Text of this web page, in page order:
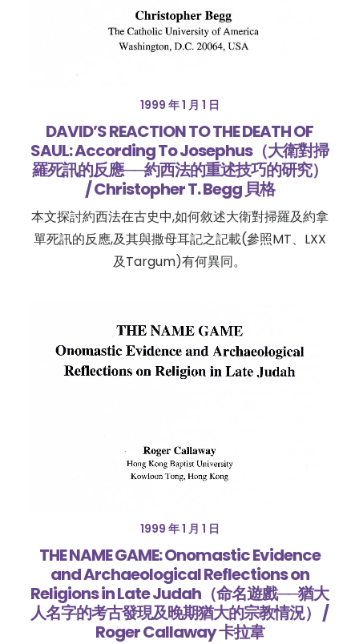
1999 年 1 月 1 日
DAVID’S REACTION TO THE DEATH OF
SAUL: According To Josephus（大衛對掃
羅死訊的反應──約西法的重述技巧的研究）
/ Christopher T. Begg 貝格
本文探討約西法在古史中,如何敘述大衛對掃羅及約拿
單死訊的反應,及其與撒母耳記之記載(參照MT、LXX
及Targum)有何異同。
1999 年 1 月 1 日
THE NAME GAME: Onomastic Evidence
and Archaeological Reflections on
Religions in Late Judah（命名遊戲──猶大
人名字的考古發現及晚期猶大的宗教情況） /
Roger Callaway 卡拉韋